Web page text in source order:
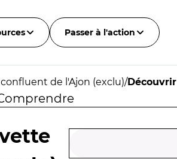
Passer à l'action
de l'Ajon (exclu)/Découvrir